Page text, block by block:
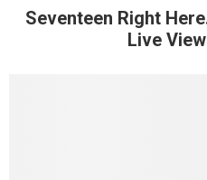
Seventeen Right
Live